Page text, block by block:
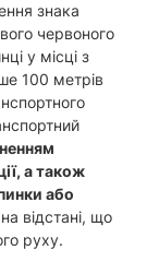
знака
червоного
у місці з
100 метрів
а також
або
на відстані, що
руху.